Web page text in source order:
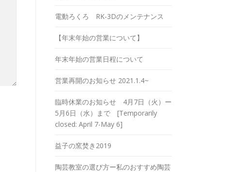
電動ろくろ RK-3Dのメンテナンス
【年末年始の営業について】
年末年始の営業日程について
営業再開のお知らせ 2021.1.4~
臨時休業のお知らせ 4月7日（火）ー
5月6日（水）まで [Temporarily
closed: April 7-May 6]
益子の窯焚き2019
陶芸教室の選び方ー私のおすすめ陶芸